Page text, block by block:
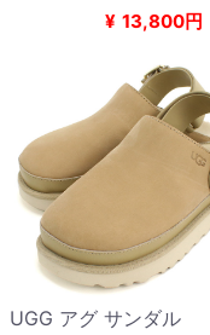
¥ 13,800円
UGG アグ サンダル